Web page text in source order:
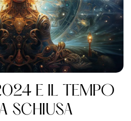
E IL TEMPO
SCHIUSA